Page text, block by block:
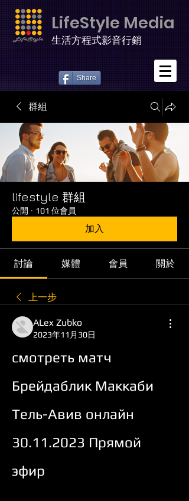
LifeStyle Media
生活方程式影音行銷
Share
群組
lifestyle 群組
公開 · 101 位會員
加入
討論 媒體 會員 關於
上一步
ALex Zubko
2023年11月30日
смотреть матч
Брейдаблик Маккаби
Тель-Авив онлайн
30.11.2023 Прямой
эфир